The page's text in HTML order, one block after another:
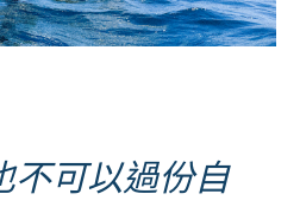
不可以過份自